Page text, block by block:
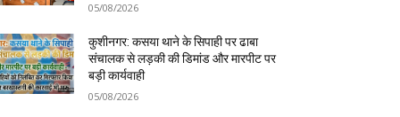
05/08/2026
कुशीनगर: कसया थाने के सिपाही पर ढाबा
संचालक से लड़की की डिमांड और मारपीट पर
बड़ी कार्यवाही
05/08/2026